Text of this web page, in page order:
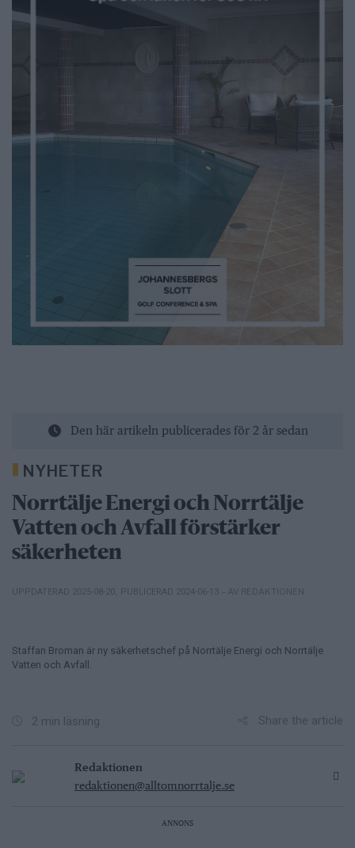
Den här artikeln publicerades för 2 år sedan
NYHETER
Norrtälje Energi och Norrtälje
Vatten och Avfall förstärker
säkerheten
UPPDATERAD 2025-08-20 PUBLICERAD 2024-06-13 – AV REDAKTIONEN
Staffan Broman är ny säkerhetschef på Norrtälje Energi och Norrtälje
Vatten och Avfall.
2 min läsning Share the article
Redaktionen
redaktionen@alltomnorrtalje.se
ANNONS